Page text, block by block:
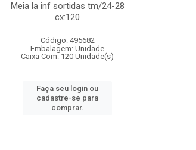
Meia la inf sortidas tm/24-28
cx:120
Código: 495682
Embalagem: Unidade
Caixa Com: 120 Unidade(s)
Faça seu login ou
cadastre-se para
comprar.